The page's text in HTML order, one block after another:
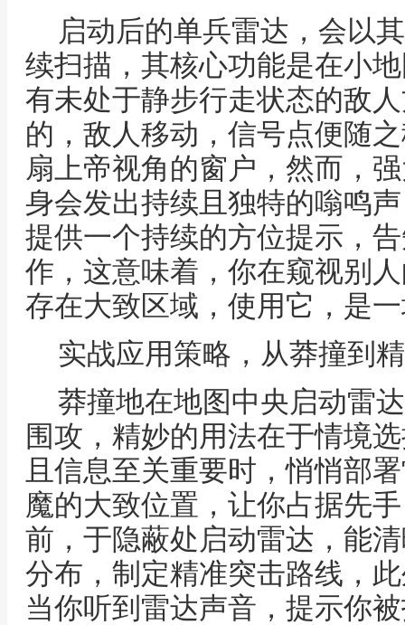
启动后的单兵雷达，会以
续扫描，其核心功能是在小
有未处于静步行走状态的敌
的，敌人移动，信号点便随
扇上帝视角的窗户，然而，
身会发出持续且独特的嗡鸣
提供一个持续的方位提示，
作，这意味着，你在窥视别
存在大致区域，使用它，是
实战应用策略，从莽撞到
莽撞地在地图中央启动雷
围攻，精妙的用法在于情境
且信息至关重要时，悄悄部
魔的大致位置，让你占据先
前，于隐蔽处启动雷达，能
分布，制定精准突击路线，
当你听到雷达声音，提示你